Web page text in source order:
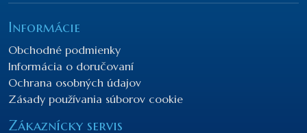
Informácie
Obchodné podmienky
Informácia o doručovaní
Ochrana osobných údajov
Zásady používania súborov cookie
Zákaznícky servis